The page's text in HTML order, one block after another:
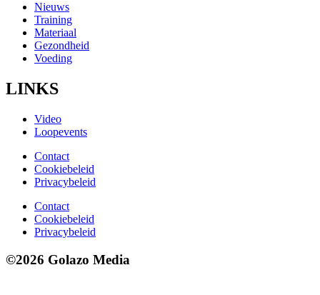
Nieuws
Training
Materiaal
Gezondheid
Voeding
LINKS
Video
Loopevents
Contact
Cookiebeleid
Privacybeleid
Contact
Cookiebeleid
Privacybeleid
©2026 Golazo Media